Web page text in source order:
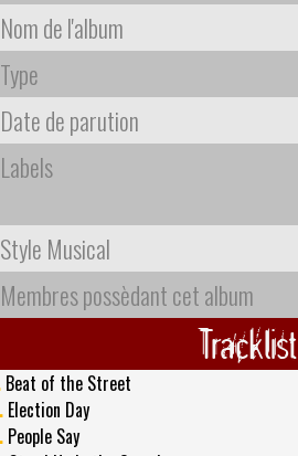
Nom de l'album
Type
Date de parution
Labels
Style Musical
Membres possèdant cet album
Tracklist
Beat of the Street
Election Day
People Say